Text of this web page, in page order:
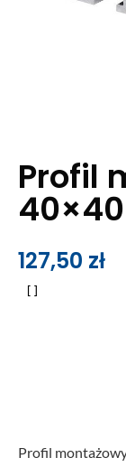
Profil
127,50 zł
Profil